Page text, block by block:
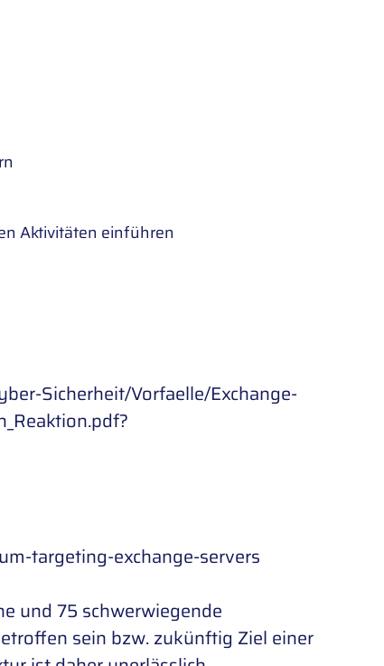
Aktivitäten einführen
Sicherheit/Vorfaelle/Exchange-
targeting-exchange-servers
und 75 schwerwiegende
sein bzw. zukünftig Ziel einer